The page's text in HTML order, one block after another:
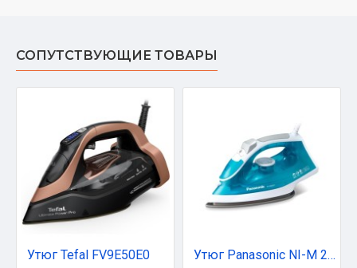
СОПУТСТВУЮЩИЕ ТОВАРЫ
Утюг Tefal FV9E50E0 Утюг Panasonic NI-M 250T GTW (NI-M250TGTW)